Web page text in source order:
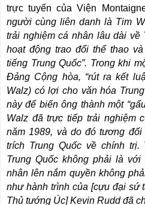
trực tuyến của Viện
người cùng liên danh là Tim
trải nghiệm cá nhân lâu dài về
hoạt động trao đổi thể thao
tiếng Trung Quốc”. Trong khi
Đảng Cộng hòa, “rút ra kết
Walz) có lợi cho văn hóa
này để biến ông thành một
Walz đã trực tiếp trải nghiệm
năm 1989, và do đó tương
trích Trung Quốc về chính
Trung Quốc không phải là
nhân lên nắm quyền không
như hành trình của [cựu đại sứ
Thủ tướng Úc] Kevin Rudd đã